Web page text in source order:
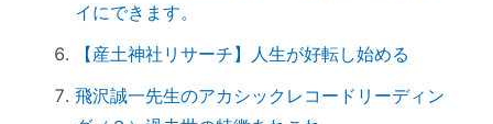
は？
【ご感想｜カウンセリング】深く納得でき
ました
日本国民を癒しまくっている高市総理 ♡
イにできます。
【産土神社リサーチ】人生が好転し始める
飛沢誠一先生のアカシックレコードリーディン